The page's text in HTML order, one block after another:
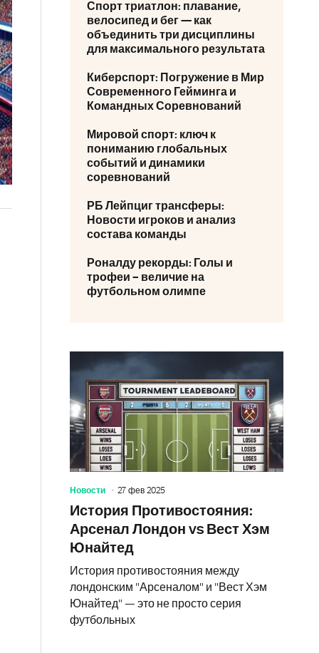
Спорт триатлон: плавание,
велосипед и бег — как
объединить три дисциплины
для максимального результата
Киберспорт: Погружение в Мир
Современного Гейминга и
Командных Соревнований
Мировой спорт: ключ к
пониманию глобальных
событий и динамики
соревнований
РБ Лейпциг трансферы:
Новости игроков и анализ
состава команды
Роналду рекорды: Голы и
трофеи – величие на
футбольном олимпе
Новости 27 фев 2025
История Противостояния:
Арсенал Лондон vs Вест Хэм
Юнайтед
История противостояния между
лондонским "Арсеналом" и "Вест Хэм
Юнайтед" — это не просто серия
футбольных